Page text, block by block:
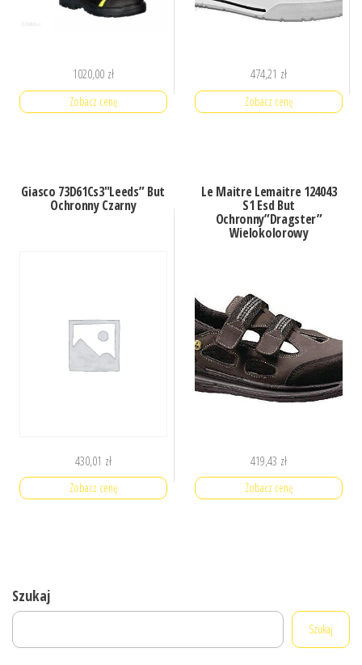
1020,00 zł
Zobacz cenę
474,21 zł
Zobacz cenę
Giasco 73D61Cs3″Leeds” But
Ochronny Czarny
430,01 zł
Zobacz cenę
Le Maitre Lemaitre 124043
S1 Esd But
Ochronny”Dragster”
Wielokolorowy
419,43 zł
Zobacz cenę
Szukaj
Szukaj